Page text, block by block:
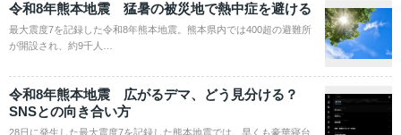
令和8年熊本地震 猛暑の被災地で熱中症を避ける
最大震度7を記録した令和8年熊本地震。熊本県内では400超の避難所
が開設され、約9千人…
令和8年熊本地震 広がるデマ、どう見分ける？
SNSとの向き合い方
28日に発生した最大震度7を記録した熊本地震では、早くも豪華寝台